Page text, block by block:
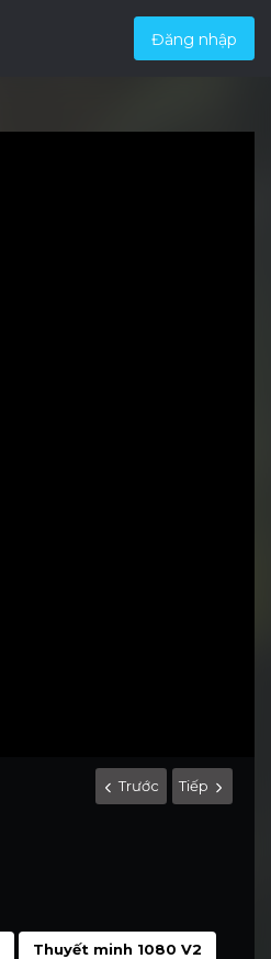
Đăng nhập
Trước Tiếp
Thuyết minh 1080 V2